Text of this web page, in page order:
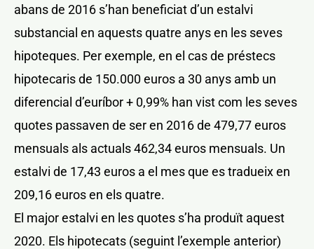
abans de 2016 s’han beneficiat d’un estalvi
substancial en aquests quatre anys en les seves
hipoteques. Per exemple, en el cas de préstecs
hipotecaris de 150.000 euros a 30 anys amb un
diferencial d’euríbor + 0,99% han vist com les seves
quotes passaven de ser en 2016 de 479,77 euros
mensuals als actuals 462,34 euros mensuals. Un
estalvi de 17,43 euros a el mes que es tradueix en
209,16 euros en els quatre.
El major estalvi en les quotes s’ha produït aquest
2020. Els hipotecats (seguint l’exemple anterior)